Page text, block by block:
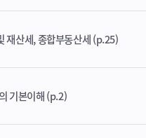
재산세, 종합부동산세 (p.25)
기본이해 (p.2)